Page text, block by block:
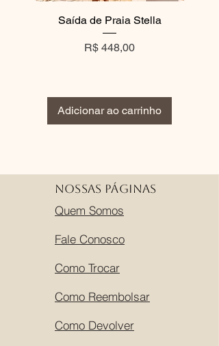
Saída de Praia Stella
Preço
R$ 448,00
Adicionar ao carrinho
Nossas Páginas
Quem Somos
Fale Conosco
Como Trocar
Como Reembolsar
Como Devolver